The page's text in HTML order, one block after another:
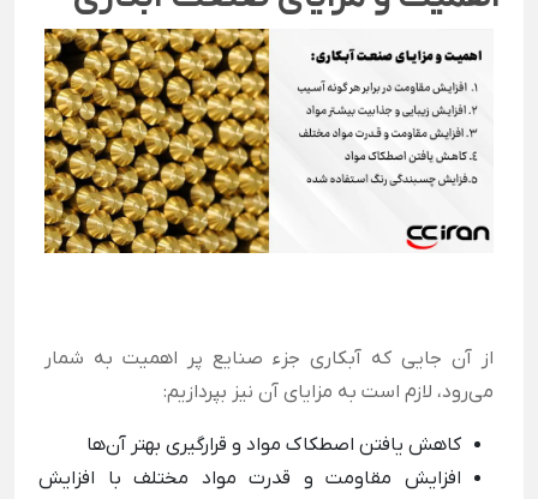
از آن جایی که آبکاری جزء صنایع پر اهمیت به شمار
می‌رود، لازم است به مزایای آن نیز بپردازیم:
کاهش یافتن اصطکاک مواد و قرارگیری بهتر آن‌ها
افزایش مقاومت و قدرت مواد مختلف با افزایش